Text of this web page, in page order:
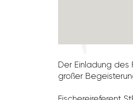
Der Einla­dung
großer